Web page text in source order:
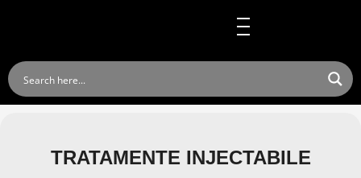
TRATAMENTE INJECTABILE